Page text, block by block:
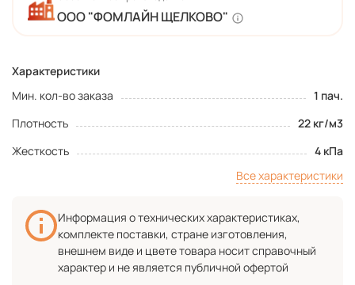
Характеристики
Мин. кол-во заказа
1 пач.
Плотность
22 кг/м3
Жесткость
4 кПа
Все характеристики
ООО "ФОМЛАЙН ЩЕЛКОВО"
Информация о технических характеристиках,
комплекте поставки, стране изготовления,
внешнем виде и цвете товара носит справочный
характер и не является публичной офертой